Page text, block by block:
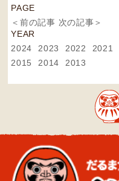
PAGE
＜前の記事 次の記事＞
YEAR
2024
2023 2022 2021
2015
2014 2013